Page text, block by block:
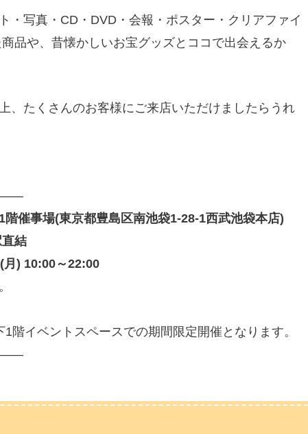
・写真・CD・DVD・会報・ポスター・クリアファイ
品や、昔懐かしいお宝グッズとココで出会えるか
、たくさんのお客様にご来店いただけましたらうれ
催事場(東京都豊島区南池袋1-28-1西武池袋本店)
結
月) 10:00～22:00
イベントスペースでの期間限定開催となります。